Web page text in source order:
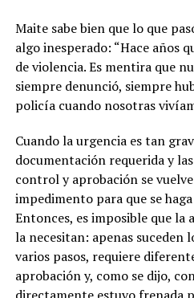
Maite sabe bien que lo que
algo inesperado: “Hace años
de violencia. Es mentira que
siempre denunció, siempre
policía cuando nosotras
Cuando la urgencia es tan
documentación requerida y
control y aprobación se
impedimento para que se
Entonces, es imposible que la
la necesitan: apenas suceden
varios pasos, requiere
aprobación y, como se dijo,